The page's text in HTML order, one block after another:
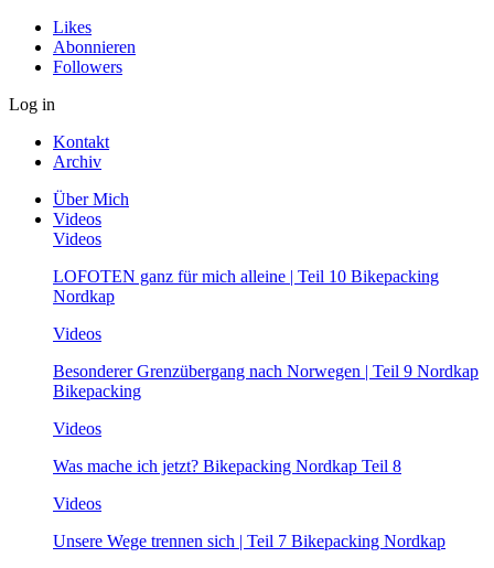
Likes
Abonnieren
Followers
Log in
Kontakt
Archiv
Über Mich
Videos
Videos
LOFOTEN ganz für mich alleine | Teil 10 Bikepacking
Nordkap
Videos
Besonderer Grenzübergang nach Norwegen | Teil 9 Nordkap
Bikepacking
Videos
Was mache ich jetzt? Bikepacking Nordkap Teil 8
Videos
Unsere Wege trennen sich | Teil 7 Bikepacking Nordkap